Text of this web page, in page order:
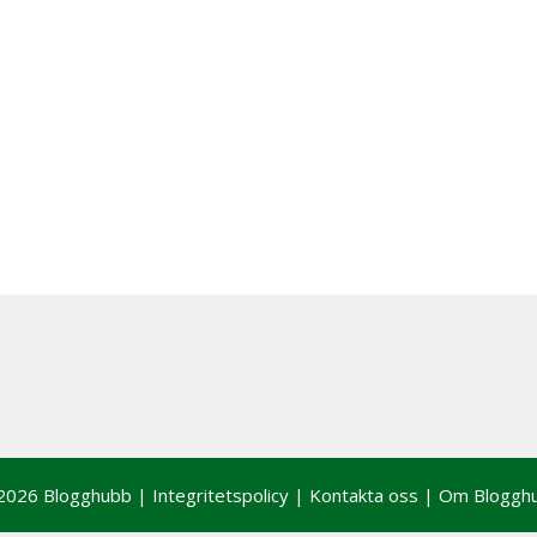
Blogghubb | Integritetspolicy | Kontakta oss | Om